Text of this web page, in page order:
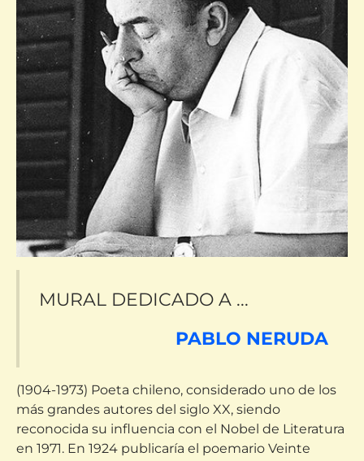
MURAL DEDICADO A ...
PABLO NERUDA
(1904-1973) Poeta chileno, considerado uno de los
más grandes autores del siglo XX, siendo
reconocida su influencia con el Nobel de Literatura
en 1971. En 1924 publicaría el poemario Veinte